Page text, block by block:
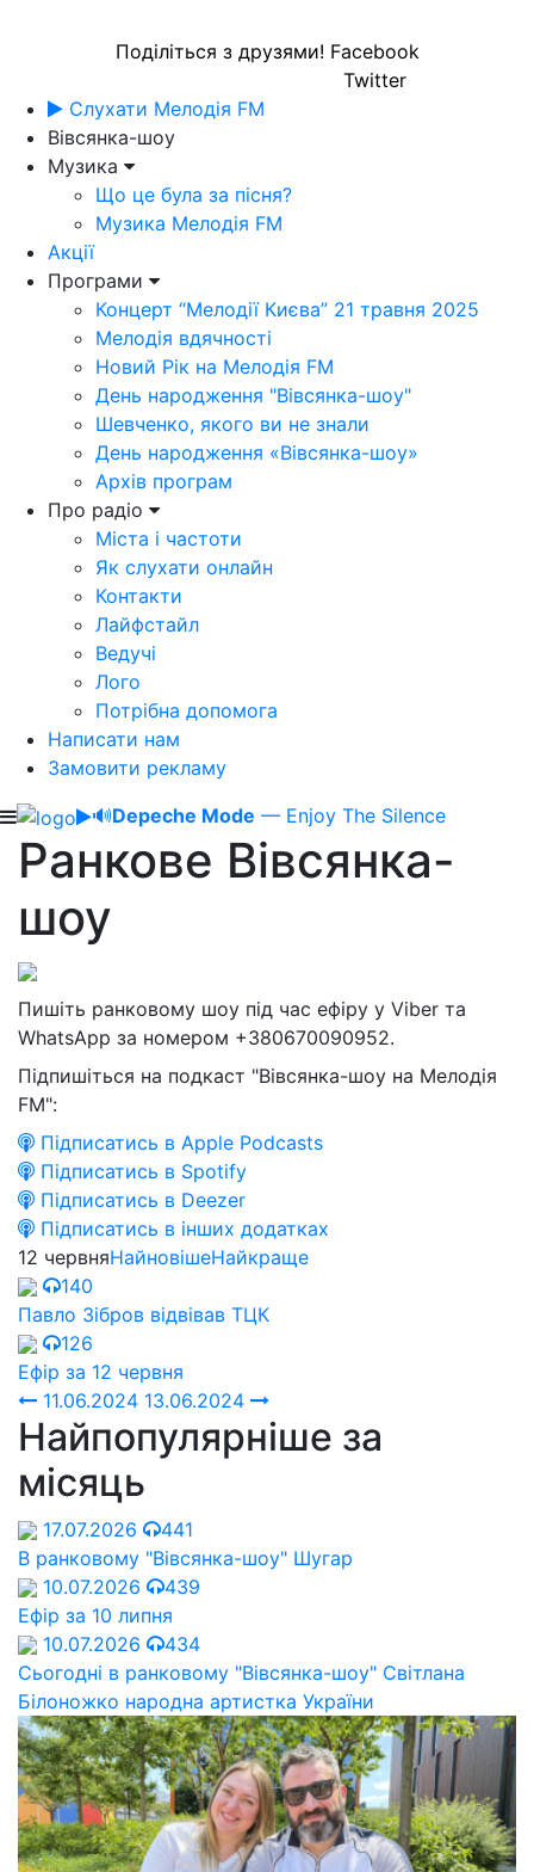
Поділіться з друзями! Facebook
Twitter
Слухати Мелодія FM
Вівсянка-шоу
Музика
Що це була за пісня?
Музика Мелодія FM
Акції
Програми
Концерт “Мелодії Києва” 21 травня 2025
Мелодія вдячності
Новий Рік на Мелодія FM
День народження "Вівсянка-шоу"
Шевченко, якого ви не знали
День народження «Вівсянка-шоу»
Архів програм
Про радіо
Міста і частоти
Як слухати онлайн
Контакти
Лайфстайл
Ведучі
Лого
Потрібна допомога
Написати нам
Замовити рекламу
🔊Depeche Mode — Enjoy The Silence
Ранкове Вівсянка-
шоу
Пишіть ранковому шоу під час ефіру у Viber та
WhatsApp за номером +380670090952.
Підпишіться на подкаст "Вівсянка-шоу на Мелодія
FM":
Підписатись в Apple Podcasts
Підписатись в Spotify
Підписатись в Deezer
Підписатись в інших додатках
12 червняНайновішеНайкраще
140
Павло Зібров відвівав ТЦК
126
Ефір за 12 червня
11.06.2024 13.06.2024
Найпопулярніше за
місяць
17.07.2026
441
В ранковому "Вівсянка-шоу" Шугар
10.07.2026
439
Ефір за 10 липня
10.07.2026
434
Сьогодні в ранковому "Вівсянка-шоу" Cвітлана
Білоножко народна артистка України